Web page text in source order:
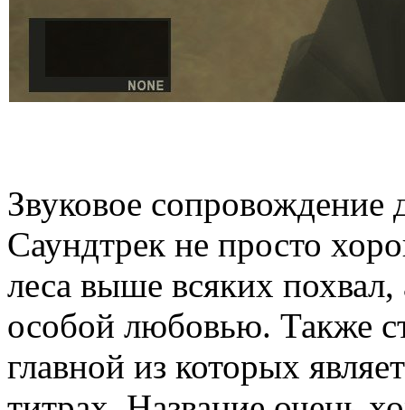
Звуковое сопровождение
Саундтрек не просто
леса выше всяких
особой любовью. Также
главной из которых